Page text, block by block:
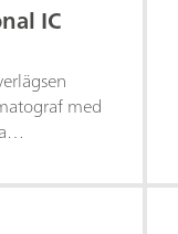
IC
med
och